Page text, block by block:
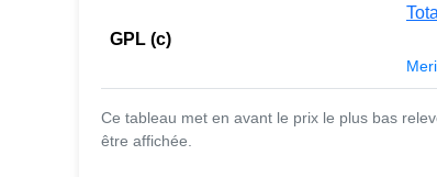
GPL (c)
Total
Ce tableau met en avant le prix le plus bas
être affichée.